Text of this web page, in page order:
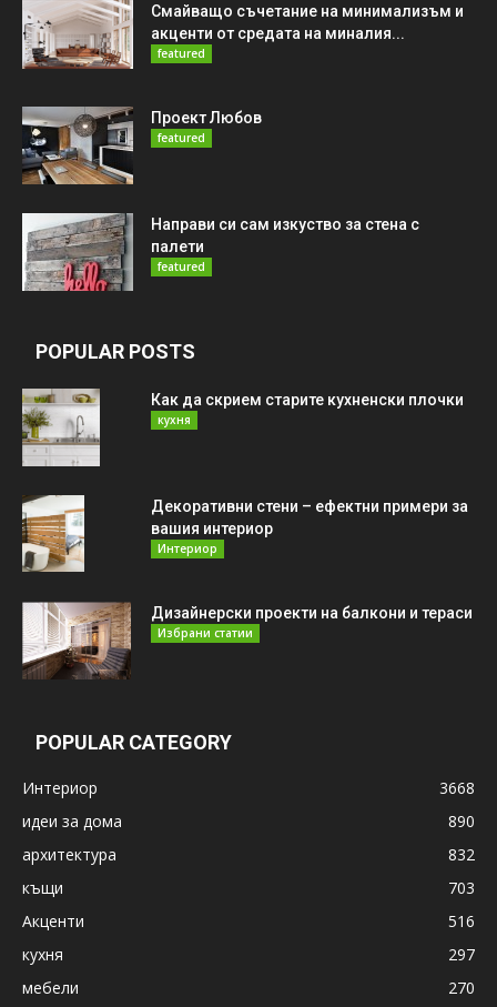
Смайващо съчетание на минимализъм и
акценти от средата на миналия...
featured
Проект Любов
featured
Направи си сам изкуство за стена с
палети
featured
POPULAR POSTS
Как да скрием старите кухненски плочки
кухня
Декоративни стени – ефектни примери за
вашия интериор
Интериор
Дизайнерски проекти на балкони и тераси
Избрани статии
POPULAR CATEGORY
Интериор
3668
идеи за дома
890
архитектура
832
къщи
703
Акценти
516
кухня
297
мебели
270